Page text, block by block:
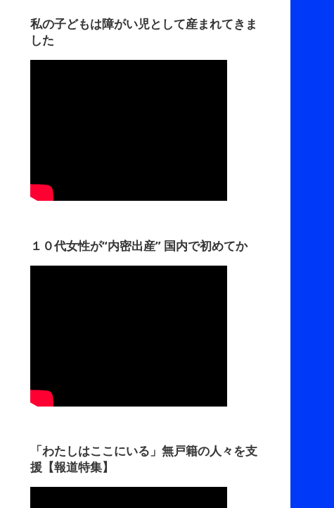
私の子どもは障がい児として産まれてきま
した
１０代女性が“内密出産” 国内で初めてか
「わたしはここにいる」無戸籍の人々を支
援【報道特集】